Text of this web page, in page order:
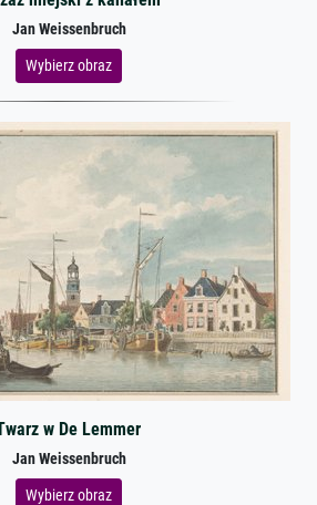
Jan Weissenbruch
Wybierz obraz
w De Lemmer
Jan Weissenbruch
Wybierz obraz